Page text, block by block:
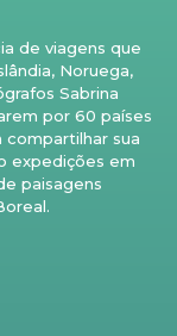
de viagens que
Noruega,
Sabrina
por 60 países
compartilhar sua
expedições em
paisagens